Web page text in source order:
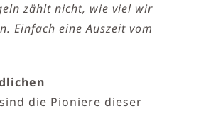
zählt nicht, wie viel wir
Einfach eine Auszeit vom
die Pioniere dieser